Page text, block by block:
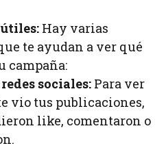
Hay varias
te ayudan a ver qué
campaña:
sociales: Para ver
vio tus publicaciones,
like, comentaron o